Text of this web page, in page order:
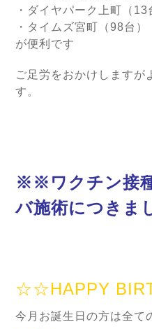
・ダイヤパーク上町（13
・タイムズ宮町（98台）
が便利です
ご足労をおかけしますが
す。
※※ワクチン接
バ施術につき
☆☆HAPPY
今月お誕生日の方は全て